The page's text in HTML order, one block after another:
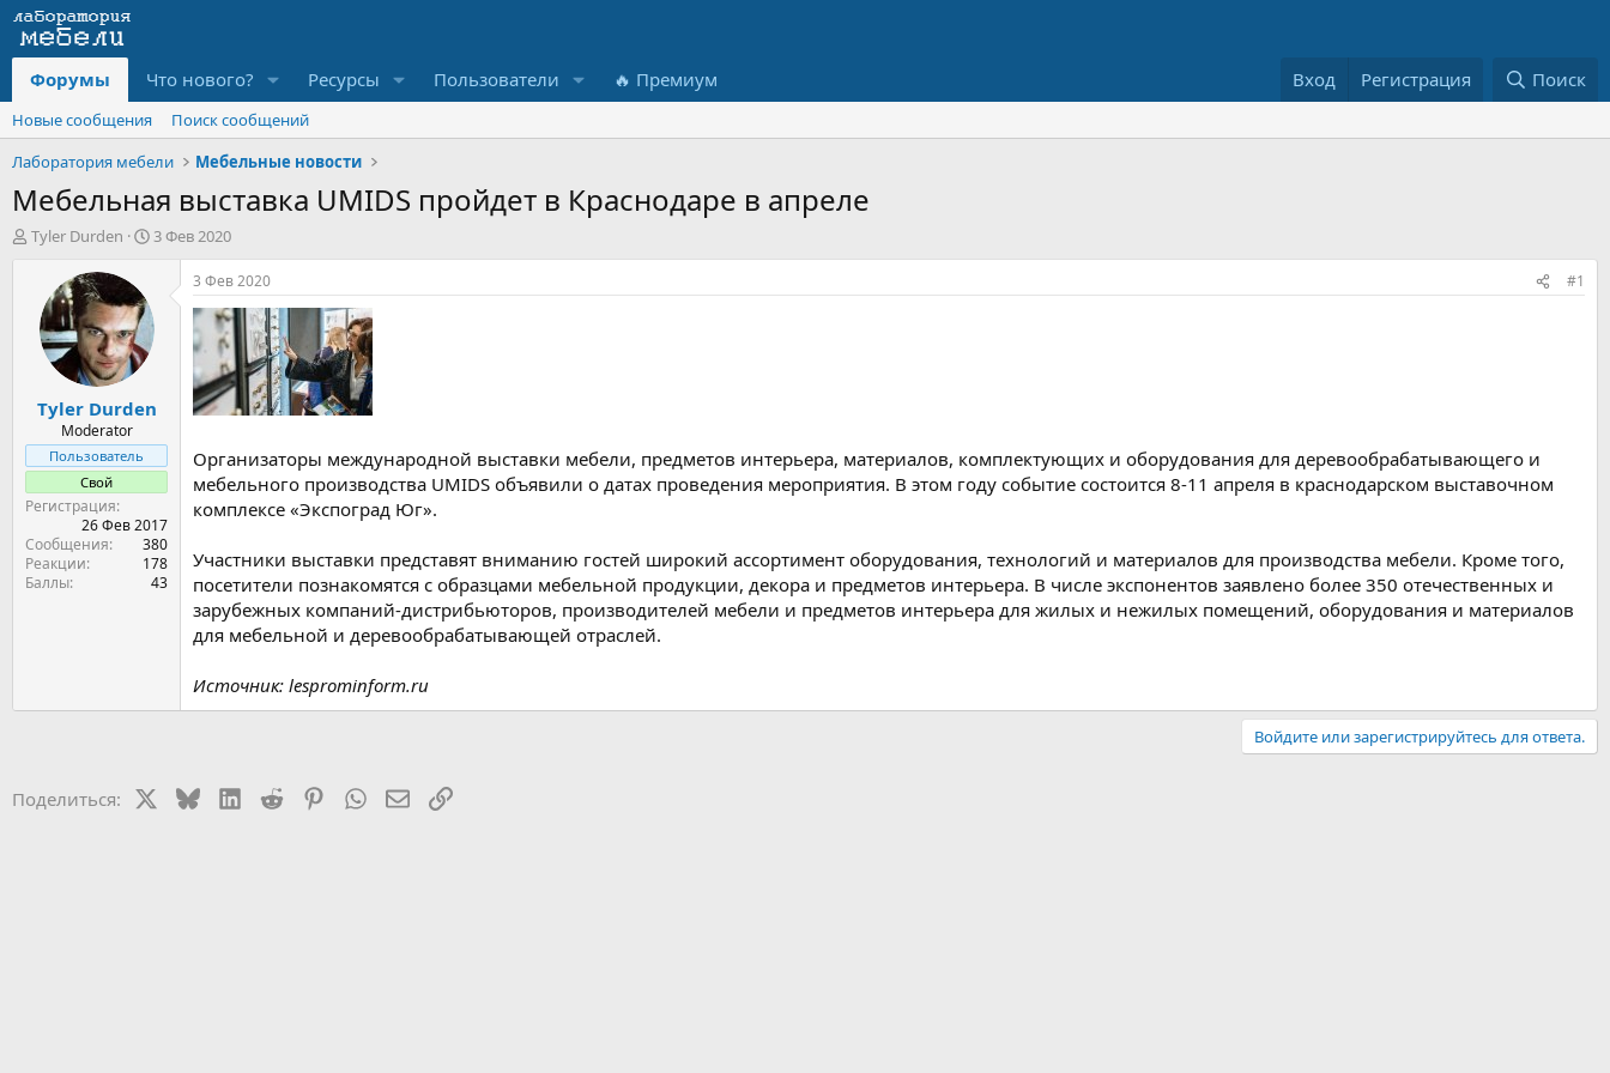
Форумы Что нового? Ресурсы Пользователи 🔥 Премиум Вход Регистрация Поиск
Новые сообщения
Поиск сообщений
Лаборатория мебели
Мебельные новости
Мебельная выставка UMIDS пройдет в Краснодаре в апреле
А
ы
Tyler Durden
Д
н
а
л
3 Фев 2020
Tyler Durden
Moderator
Пользователь
Свой
Регистрация
26 Фев 2017
Сообщения
380
Реакции
178
Баллы
43
3 Фев 2020 #1
Организаторы международной выставки мебели, предметов интерьера, материалов, комплектующих и оборудования для деревообрабатывающего и
мебельного производства UMIDS объявили о датах проведения мероприятия. В этом году событие состоится 8-11 апреля в краснодарском выставочном
комплексе «Экспоград Юг».
Участники выставки представят вниманию гостей широкий ассортимент оборудования, технологий и материалов для производства мебели. Кроме того,
посетители познакомятся с образцами мебельной продукции, декора и предметов интерьера. В числе экспонентов заявлено более 350 отечественных и
зарубежных компаний-дистрибьюторов, производителей мебели и предметов интерьера для жилых и нежилых помещений, оборудования и материалов
для мебельной и деревообрабатывающей отраслей.
Источник: lesprominform.ru
Войдите или зарегистрируйтесь для ответа.
Поделиться: BlueskyLinkedIn
Reddit PinterestWhatsApp
Электронная почта
Ссылка